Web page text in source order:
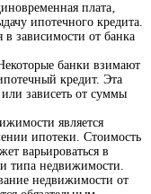
плата‚
ипотечного кредита.
в зависимости от банка
банки взимают
кредит. Эта
зависеть от суммы
является
ипотеки. Стоимость
варьироваться в
типа недвижимости.
недвижимости от